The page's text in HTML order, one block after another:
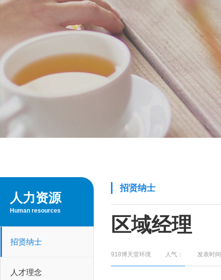
人力资源
Human resources
招贤纳士
人才理念
招贤纳士
区域经理
918博天堂环境 人气： 发表时